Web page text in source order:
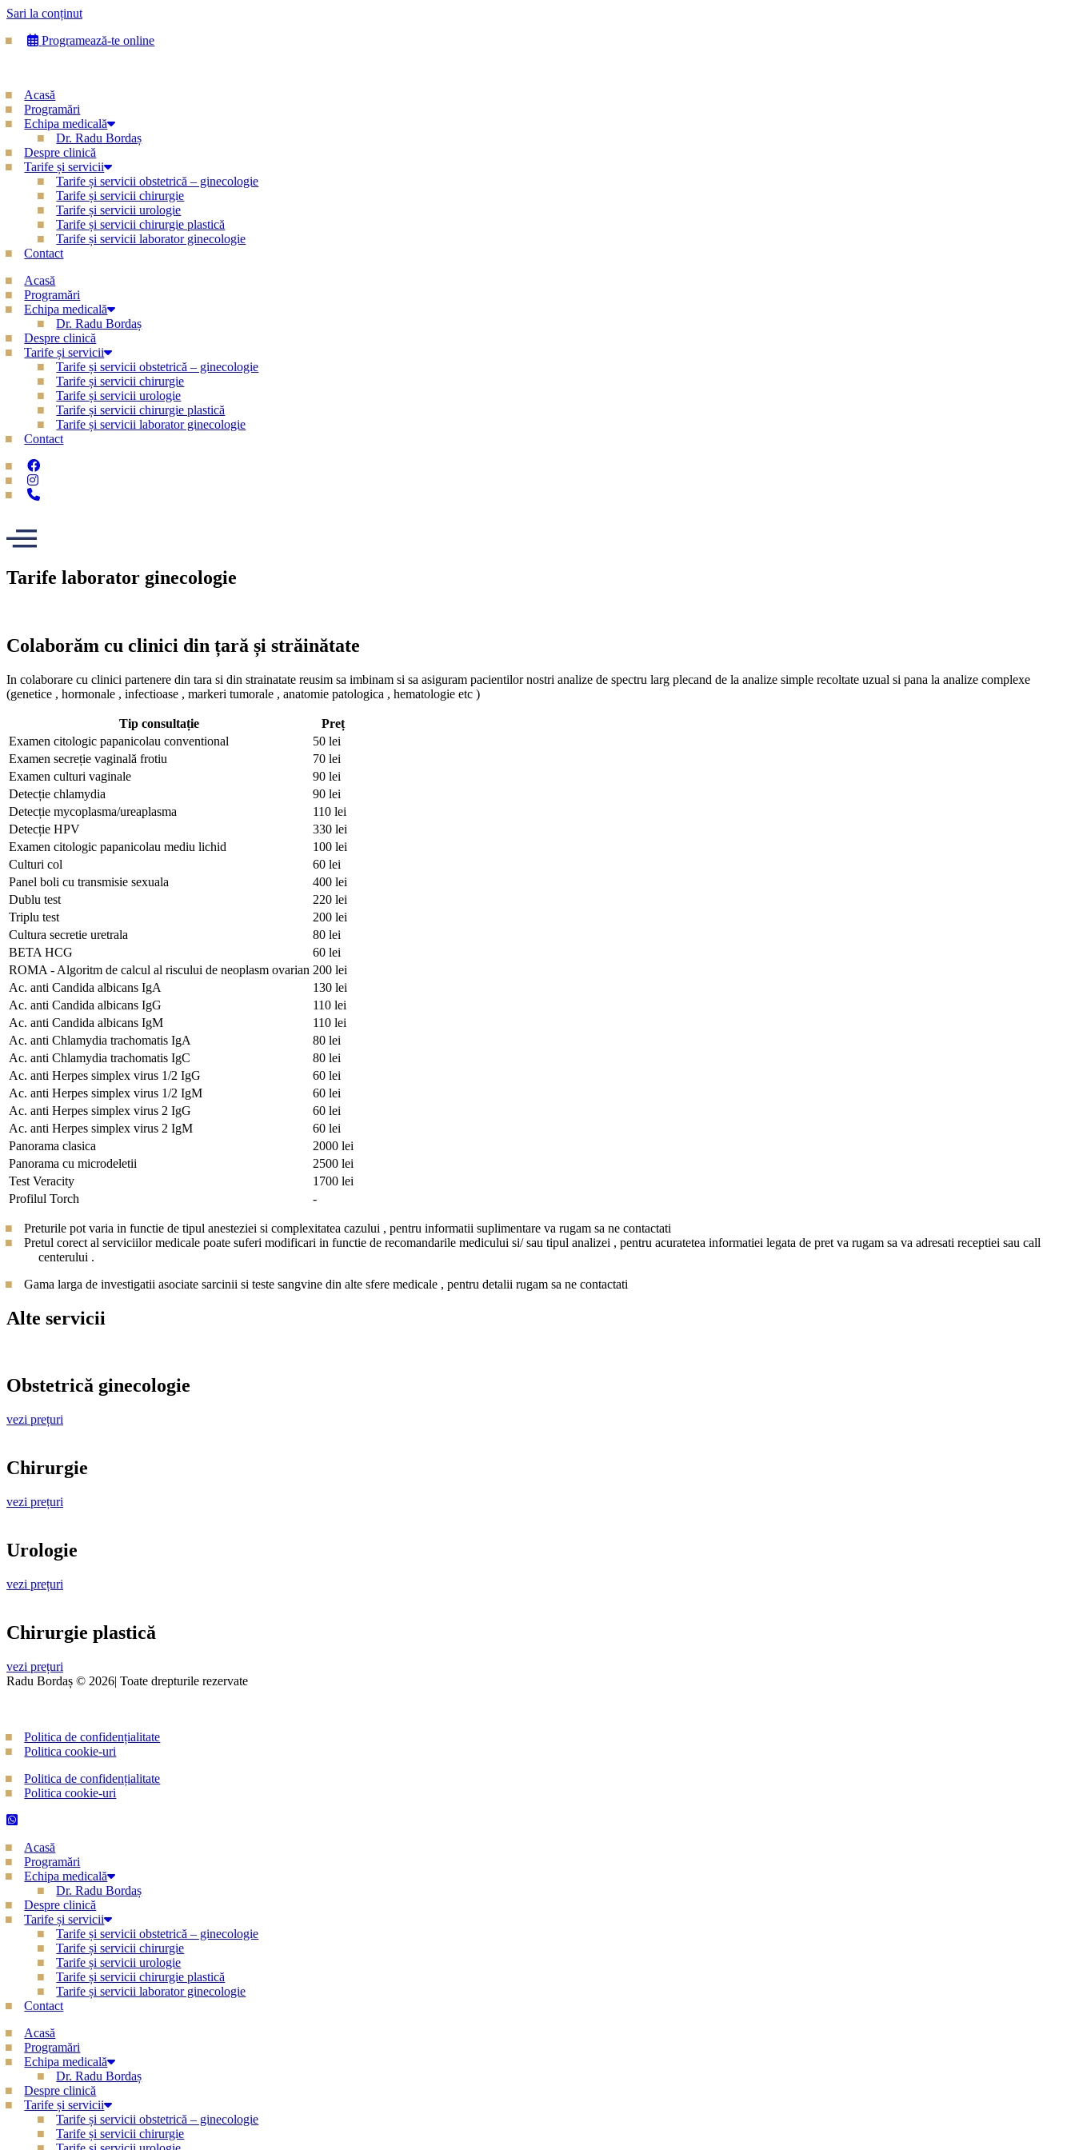
Sari la conținut
Programează-te online
Acasă
Programări
Echipa medicală
Dr. Radu Bordaș
Despre clinică
Tarife și servicii
Tarife și servicii obstetrică – ginecologie
Tarife și servicii chirurgie
Tarife și servicii urologie
Tarife și servicii chirurgie plastică
Tarife și servicii laborator ginecologie
Contact
Acasă
Programări
Echipa medicală
Dr. Radu Bordaș
Despre clinică
Tarife și servicii
Tarife și servicii obstetrică – ginecologie
Tarife și servicii chirurgie
Tarife și servicii urologie
Tarife și servicii chirurgie plastică
Tarife și servicii laborator ginecologie
Contact
Tarife laborator ginecologie
Colaborăm cu clinici din țară și străinătate
In colaborare cu clinici partenere din tara si din strainatate reusim sa imbinam si sa asiguram pacientilor nostri analize de spectru larg plecand de la analize simple recoltate uzual si pana la analize complexe
(genetice , hormonale , infectioase , markeri tumorale , anatomie patologica , hematologie etc )
Tip consultație
Preț
Examen citologic papanicolau conventional
50 lei
Examen secreție vaginală frotiu
70 lei
Examen culturi vaginale
90 lei
Detecție chlamydia
90 lei
Detecție mycoplasma/ureaplasma
110 lei
Detecție HPV
330 lei
Examen citologic papanicolau mediu lichid
100 lei
Culturi col
60 lei
Panel boli cu transmisie sexuala
400 lei
Dublu test
220 lei
Triplu test
200 lei
Cultura secretie uretrala
80 lei
BETA HCG
60 lei
ROMA - Algoritm de calcul al riscului de neoplasm ovarian 200 lei
Ac. anti Candida albicans IgA
130 lei
Ac. anti Candida albicans IgG
110 lei
Ac. anti Candida albicans IgM
110 lei
Ac. anti Chlamydia trachomatis IgA
80 lei
Ac. anti Chlamydia trachomatis IgC
80 lei
Ac. anti Herpes simplex virus 1/2 IgG
60 lei
Ac. anti Herpes simplex virus 1/2 IgM
60 lei
Ac. anti Herpes simplex virus 2 IgG
60 lei
Ac. anti Herpes simplex virus 2 IgM
60 lei
Panorama clasica
2000 lei
Panorama cu microdeletii
2500 lei
Test Veracity
1700 lei
Profilul Torch
-
Preturile pot varia in functie de tipul anesteziei si complexitatea cazului , pentru informatii suplimentare va rugam sa ne contactati
Pretul corect al serviciilor medicale poate suferi modificari in functie de recomandarile medicului si/ sau tipul analizei , pentru acuratetea informatiei legata de pret va rugam sa va adresati receptiei sau call
centerului .
Gama larga de investigatii asociate sarcinii si teste sangvine din alte sfere medicale , pentru detalii rugam sa ne contactati
Alte servicii
Obstetrică ginecologie
vezi prețuri
Chirurgie
vezi prețuri
Urologie
vezi prețuri
Chirurgie plastică
vezi prețuri
Radu Bordaș © 2026| Toate drepturile rezervate
Politica de confidențialitate
Politica cookie-uri
Politica de confidențialitate
Politica cookie-uri
Acasă
Programări
Echipa medicală
Dr. Radu Bordaș
Despre clinică
Tarife și servicii
Tarife și servicii obstetrică – ginecologie
Tarife și servicii chirurgie
Tarife și servicii urologie
Tarife și servicii chirurgie plastică
Tarife și servicii laborator ginecologie
Contact
Acasă
Programări
Echipa medicală
Dr. Radu Bordaș
Despre clinică
Tarife și servicii
Tarife și servicii obstetrică – ginecologie
Tarife și servicii chirurgie